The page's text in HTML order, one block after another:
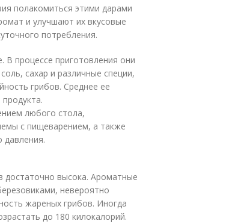
полакомиться этими дарами
и улучшают их вкусовые
потребления.
процессе приготовления они
сахар и различные специи,
грибов. Среднее ее
любого стола,
с пищеварением, а также
достаточно высока. Ароматные
невероятно
жареных грибов. Иногда
до 180 килокалорий.